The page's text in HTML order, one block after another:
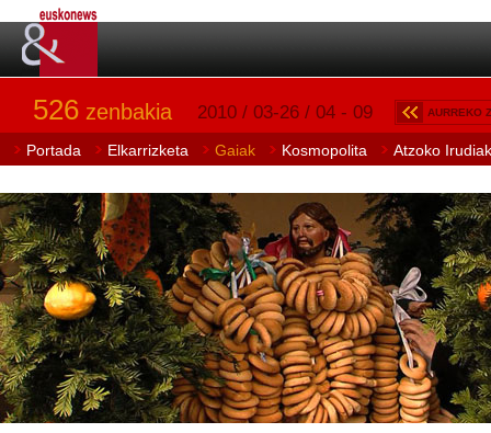
526 zenbakia 2010 / 03-26 / 04 - 09 AURREKO
Portada Elkarrizketa Gaiak Kosmopolita Atzoko Irudiak